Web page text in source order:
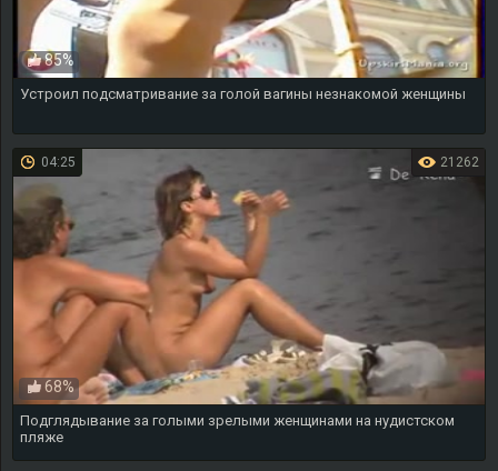
85%
Устроил подсматривание за голой вагины незнакомой женщины
21262
04:25
68%
Подглядывание за голыми зрелыми женщинами на нудистском
пляже